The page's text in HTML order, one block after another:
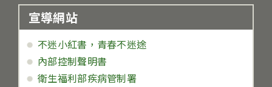
宣導網站
不迷小紅書，青春不迷途
內部控制聲明書
衛生福利部疾病管制署